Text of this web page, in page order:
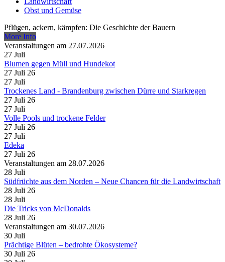
Obst und Gemüse
Pflügen, ackern, kämpfen: Die Geschichte der Bauern
More Info
Veranstaltungen am 27.07.2026
27 Juli
Blumen gegen Müll und Hundekot
27 Juli 26
27 Juli
Trockenes Land - Brandenburg zwischen Dürre und Starkregen
27 Juli 26
27 Juli
Volle Pools und trockene Felder
27 Juli 26
27 Juli
Edeka
27 Juli 26
Veranstaltungen am 28.07.2026
28 Juli
Südfrüchte aus dem Norden – Neue Chancen für die Landwirtschaft
28 Juli 26
28 Juli
Die Tricks von McDonalds
28 Juli 26
Veranstaltungen am 30.07.2026
30 Juli
Prächtige Blüten – bedrohte Ökosysteme?
30 Juli 26